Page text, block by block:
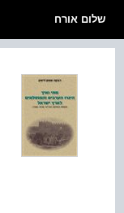
שלום אורח